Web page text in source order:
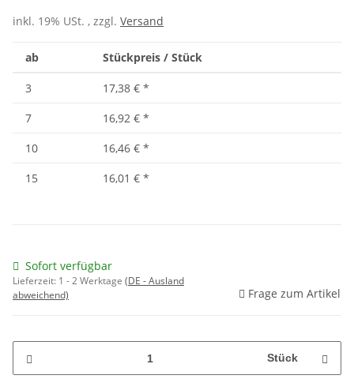
inkl. 19% USt. , zzgl. Versand
ab Stückpreis / Stück
3 17,38 € *
7
16,92 € *
10
16,46 € *
15
16,01 € *
Sofort verfügbar
Lieferzeit: 1 - 2 Werktage (DE - Ausland
abweichend)
Frage zum Artikel
Stück